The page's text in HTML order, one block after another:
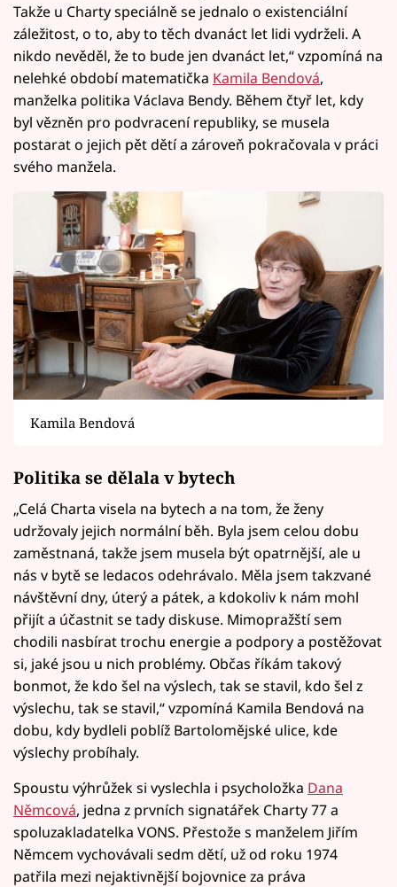
Takže u Charty speciálně se jednalo o existenciální
záležitost, o to, aby to těch dvanáct let lidi vydrželi. A
nikdo nevěděl, že to bude jen dvanáct let,“ vzpomíná na
nelehké období matematička Kamila Bendová,
manželka politika Václava Bendy. Během čtyř let, kdy
byl vězněn pro podvracení republiky, se musela
postarat o jejich pět dětí a zároveň pokračovala v práci
svého manžela.
Kamila Bendová
Politika se dělala v bytech
„Celá Charta visela na bytech a na tom, že ženy
udržovaly jejich normální běh. Byla jsem celou dobu
zaměstnaná, takže jsem musela být opatrnější, ale u
nás v bytě se ledacos odehrávalo. Měla jsem takzvané
návštěvní dny, úterý a pátek, a kdokoliv k nám mohl
přijít a účastnit se tady diskuse. Mimopražští sem
chodili nasbírat trochu energie a podpory a postěžovat
si, jaké jsou u nich problémy. Občas říkám takový
bonmot, že kdo šel na výslech, tak se stavil, kdo šel z
výslechu, tak se stavil,“ vzpomíná Kamila Bendová na
dobu, kdy bydleli poblíž Bartolomějské ulice, kde
výslechy probíhaly.
Spoustu výhrůžek si vyslechla i psycholožka Dana
Němcová, jedna z prvních signatářek Charty 77 a
spoluzakladatelka VONS. Přestože s manželem Jiřím
Němcem vychovávali sedm dětí, už od roku 1974
patřila mezi nejaktivnější bojovnice za práva